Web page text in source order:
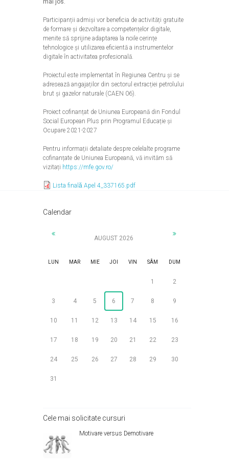
Participanții admiși vor beneficia de activități gratuite
de formare și dezvoltare a competențelor digitale,
menite să sprijine adaptarea la noile cerințe
tehnologice și utilizarea eficientă a instrumentelor
digitale în activitatea profesională.
Proiectul este implementat în Regiunea Centru și se
adresează angajaților din sectorul extracției petrolului
brut și gazelor naturale (CAEN 06).
Proiect cofinanțat de Uniunea Europeană din Fondul
Social European Plus prin Programul Educație și
Ocupare 2021-2027
Pentru informații detaliate despre celelalte programe
cofinanțate de Uniunea Europeană, vă invităm să
vizitați https://mfe.gov.ro/
Lista finală Apel 4_337165.pdf
Calendar
AUGUST 2026
LUN MAR MIE JOI VIN SÂM DUM
1 2
3 4 5 6 7 8 9
10 11 12 13 14 15 16
17 18 19 20 21 22 23
24 25 26 27 28 29 30
31
Cele mai solicitate cursuri
Motivare versus Demotivare